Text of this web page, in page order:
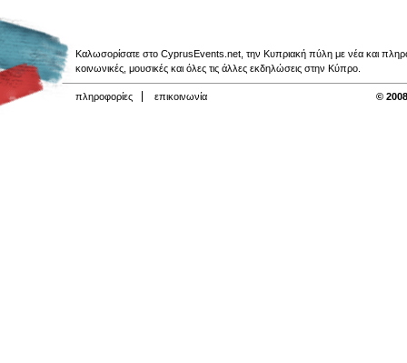
Καλωσορίσατε στο CyprusEvents.net, την Κυπριακή πύλη με νέα και
κοινωνικές, μουσικές και όλες τις άλλες εκδηλώσεις στην Κύπρο.
πληροφορίες επικοινωνία ©